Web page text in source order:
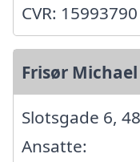
CVR: 15993790
Frisør Michael
Slotsgade 6,
Ansatte: